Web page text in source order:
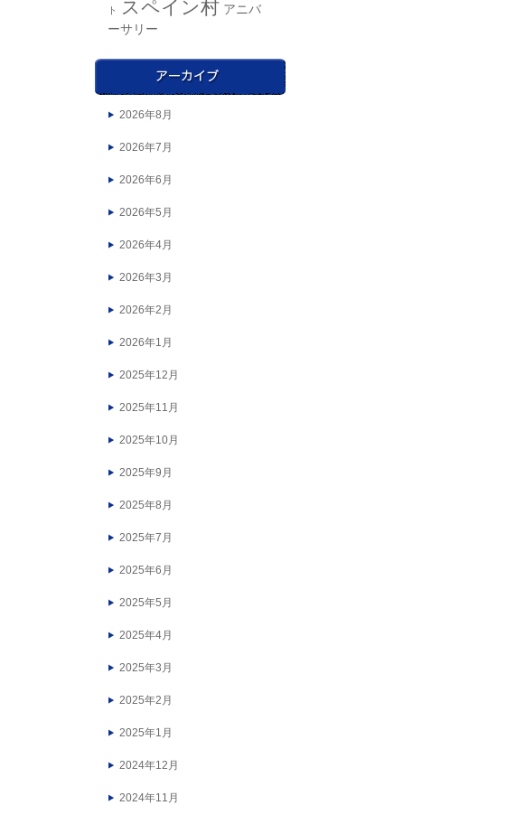
ト スペイン村 アニバ
ーサリー
2026年8月
2026年7月
2026年6月
2026年5月
2026年4月
2026年3月
2026年2月
2026年1月
2025年12月
2025年11月
2025年10月
2025年9月
2025年8月
2025年7月
2025年6月
2025年5月
2025年4月
2025年3月
2025年2月
2025年1月
2024年12月
2024年11月